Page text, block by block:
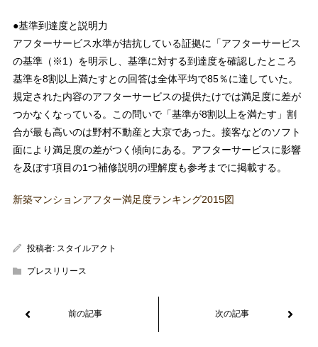
●基準到達度と説明力
アフターサービス水準が拮抗している証拠に「アフターサービス
の基準（※1）を明示し、基準に対する到達度を確認したところ
基準を8割以上満たすとの回答は全体平均で85％に達していた。
規定された内容のアフターサービスの提供たけでは満足度に差が
つかなくなっている。この問いで「基準が8割以上を満たす」割
合が最も高いのは野村不動産と大京であった。接客などのソフト
面により満足度の差がつく傾向にある。アフターサービスに影響
を及ぼす項目の1つ補修説明の理解度も参考までに掲載する。
新築マンションアフター満足度ランキング2015図
投稿者: スタイルアクト
プレスリリース